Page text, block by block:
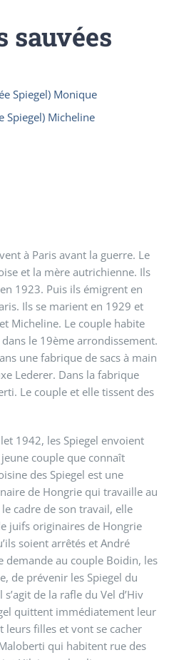
sauvées
Spiegel) Monique
Spiegel) Micheline
à Paris avant la guerre. Le
et la mère autrichienne. Ils
1923. Puis ils émigrent en
Ils se marient en 1929 et
Micheline. Le couple habite
le 19ème arrondissement.
une fabrique de sacs à main
Lederer. Dans la fabrique
Le couple et elle tissent des
1942, les Spiegel envoient
couple que connaît
des Spiegel est une
de Hongrie qui travaille au
cadre de son travail, elle
juifs originaires de Hongrie
soient arrêtés et André
demande au couple Boidin, les
de prévenir les Spiegel du
de la rafle du Vel d’Hiv
quittent immédiatement leur
leurs filles et vont se cacher
qui habitent rue des